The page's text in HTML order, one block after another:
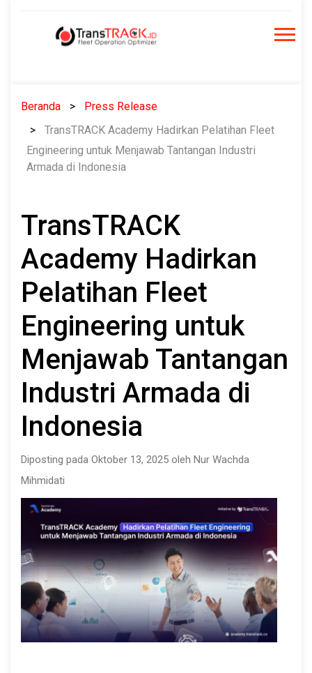
Beranda
Press Release
TransTRACK Academy Hadirkan Pelatihan Fleet
Engineering untuk Menjawab Tantangan Industri
Armada di Indonesia
TransTRACK
Academy Hadirkan
Pelatihan Fleet
Engineering untuk
Menjawab Tantangan
Industri Armada di
Indonesia
Diposting pada Oktober 13, 2025 oleh Nur Wachda
Mihmidati